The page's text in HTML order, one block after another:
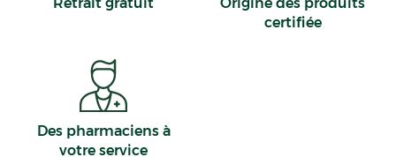
certifiée
Des pharmaciens à
votre service